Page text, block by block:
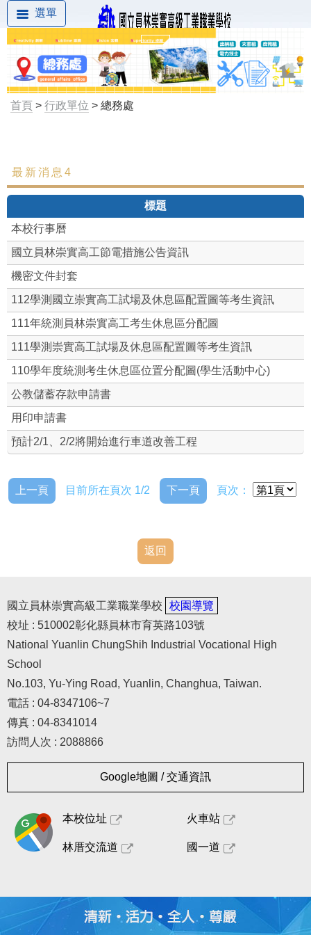
選單
首頁 > 行政單位 > 總務處
最新消息
文書組
庶務組
出納組
光電綠能(回饋金)
最新消息4
標題
本校行事曆
國立員林崇實高工節電措施公告資訊
機密文件封套
112學測國立崇實高工試場及休息區配置圖等考生資訊
111年統測員林崇實高工考生休息區分配圖
111學測崇實高工試場及休息區配置圖等考生資訊
110學年度統測考生休息區位置分配圖(學生活動中心)
公教儲蓄存款申請書
用印申請書
預計2/1、2/2將開始進行車道改善工程
上一頁 目前所在頁次 1/2 下一頁 頁次：
返回
國立員林崇實高級工業職業學校
校園導覽
校址 : 510002彰化縣員林市育英路103號
National Yuanlin ChungShih Industrial Vocational High
School
No.103, Yu-Ying Road, Yuanlin, Changhua, Taiwan.
電話 : 04-8347106~7
傳真 : 04-8341014
訪問人次 : 2088866
Google地圖 / 交通資訊
本校位址 火車站
林厝交流道 國一道